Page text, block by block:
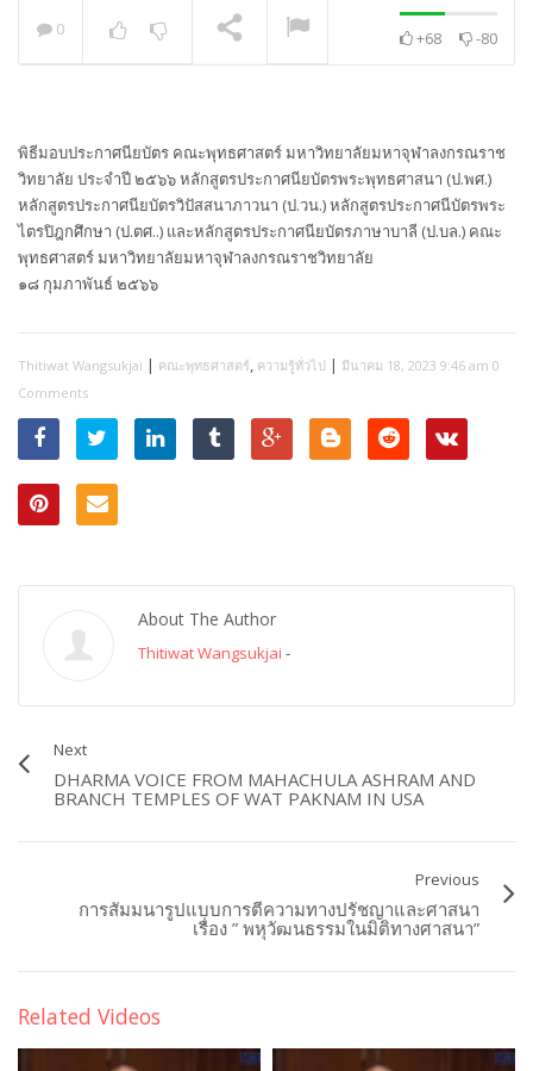
0 +68 -80
พิธีมอบประกาศนียบัตร คณะพุทธศาสตร์ มหาวิทยาลัยมหาจุฬาลงกรณราช
วิทยาลัย ประจำปี ๒๕๖๖ หลักสูตรประกาศนียบัตรพระพุทธศาสนา (ป.พศ.)
หลักสูตรประกาศนียบัตรวิปัสสนาภาวนา (ป.วน.) หลักสูตรประกาศนีบัตรพระ
ไตรปิฎกศึกษา (ป.ตศ..) และหลักสูตรประกาศนียบัตรภาษาบาลี (ป.บล.) คณะ
พุทธศาสตร์ มหาวิทยาลัยมหาจุฬาลงกรณราชวิทยาลัย
๑๘ กุมภาพันธ์ ๒๕๖๖
Thitiwat Wangsukjai | คณะพุทธศาสตร์, ความรู้ทั่วไป | มีนาคม 18, 2023 9:46 am 0
Comments
About The Author
Thitiwat Wangsukjai -
Next
DHARMA VOICE FROM MAHACHULA ASHRAM AND
BRANCH TEMPLES OF WAT PAKNAM IN USA
Previous
การสัมมนารูปแบบการตีความทางปรัชญาและศาสนา
เรื่อง ” พหุวัฒนธรรมในมิติทางศาสนา”
Related Videos